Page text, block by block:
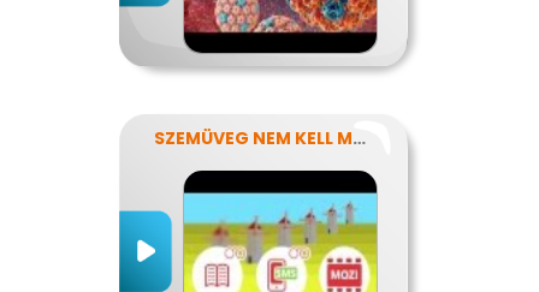
SZEMÜVEG NEM KELL MÉG?